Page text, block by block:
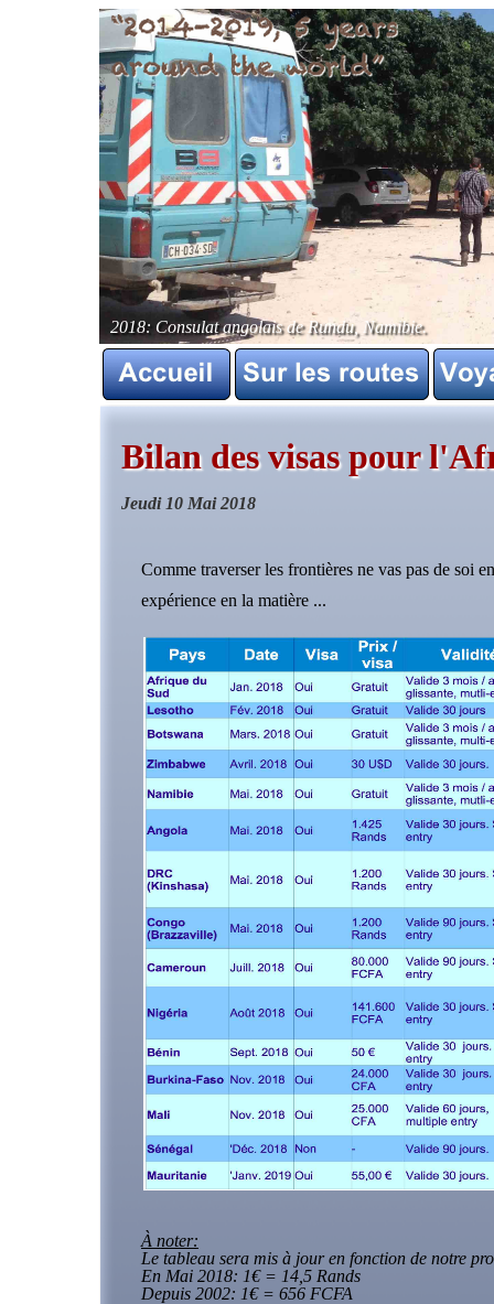
2018: Consulat angolais de Rundu, Namibie.
Bilan des visas pour
Jeudi 10 Mai 2018
Comme traverser les frontières ne vas pas de soi
expérience en la matière ...
À noter:
Le tableau sera mis à jour en fonction de notre
En Mai 2018: 1€ = 14,5 Rands
Depuis 2002: 1€ = 656 FCFA